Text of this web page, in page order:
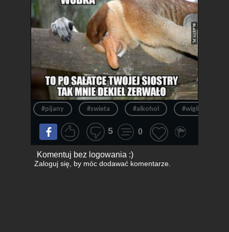
#pijany #swieta #alkohol #wigilia
5 0
Komentuj bez logowania :)
Zaloguj się, by móc dodawać komentarze.